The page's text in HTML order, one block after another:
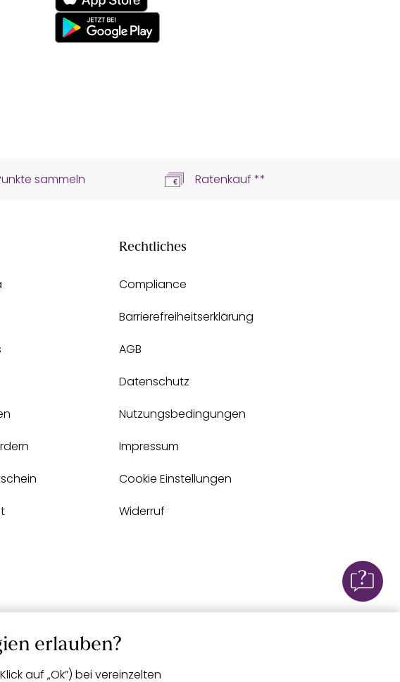
sammeln Ratenkauf **
Rechtliches
Compliance
Barrierefreiheitserklärung
AGB
Datenschutz
Nutzungsbedingungen
Impressum
Cookie Einstellungen
Widerruf
erlauben?
auf „Ok”) bei vereinzelten